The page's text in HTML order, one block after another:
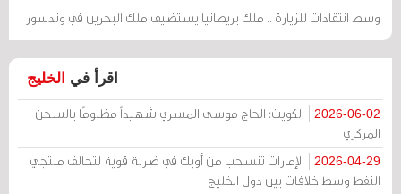
وسط انتقادات للزيارة .. ملك بريطانيا يستضيف ملك البحرين في وندسور
اقرأ في الخليج
2026-06-02
الكويت: الحاج موسى المسري شهيداً مظلومًا بالسجن
المركزي
2026-04-29
الإمارات تنسحب من أوبك في ضربة قوية لتحالف منتجي
النفط وسط خلافات بين دول الخليج